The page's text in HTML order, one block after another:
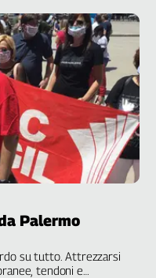
Palermo
su tutto. Attrezzarsi
tendoni e